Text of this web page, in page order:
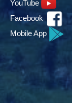
YouTube
Facebook
Mobile App